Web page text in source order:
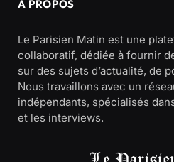
À PROPOS
Le Parisien Matin est une
collaboratif, dédiée à fournir
sur des sujets d’actualité, de
Nous travaillons avec un
indépendants, spécialisés
et les interviews.